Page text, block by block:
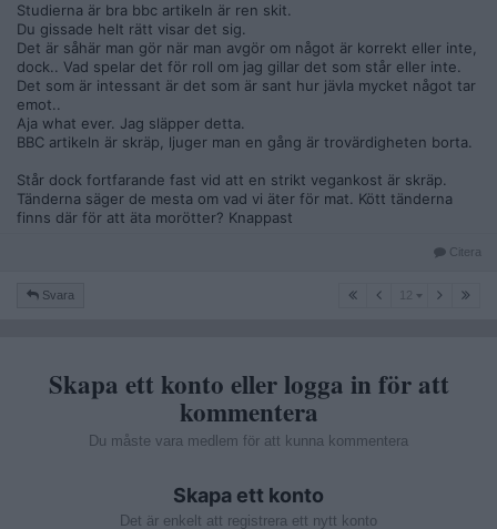
Studierna är bra bbc artikeln är ren skit.
Du gissade helt rätt visar det sig.
Det är såhär man gör när man avgör om något är korrekt eller inte,
dock.. Vad spelar det för roll om jag gillar det som står eller inte.
Det som är intessant är det som är sant hur jävla mycket något tar
emot..
Aja what ever. Jag släpper detta.
BBC artikeln är skräp, ljuger man en gång är trovärdigheten borta.
Står dock fortfarande fast vid att en strikt vegankost är skräp.
Tänderna säger de mesta om vad vi äter för mat. Kött tänderna
finns där för att äta morötter? Knappast
Citera
Svara
Skapa ett konto eller logga in för att
kommentera
Du måste vara medlem för att kunna kommentera
Skapa ett konto
Det är enkelt att registrera ett nytt konto